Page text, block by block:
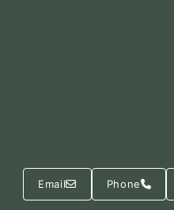
Phone
Email